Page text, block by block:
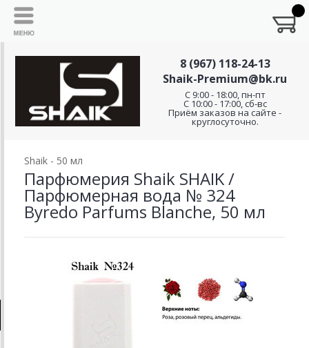
8 (967) 118-24-13
Shaik-Premium@bk.ru
C 9:00 - 18:00, пн-пт
С 10:00 - 17:00, сб-вс
Приём заказов на сайте -
круглосуточно.
Shaik - 50 мл
Парфюмерия Shaik SHAIK /
Парфюмерная вода № 324
Byredo Parfums Blanche, 50 мл